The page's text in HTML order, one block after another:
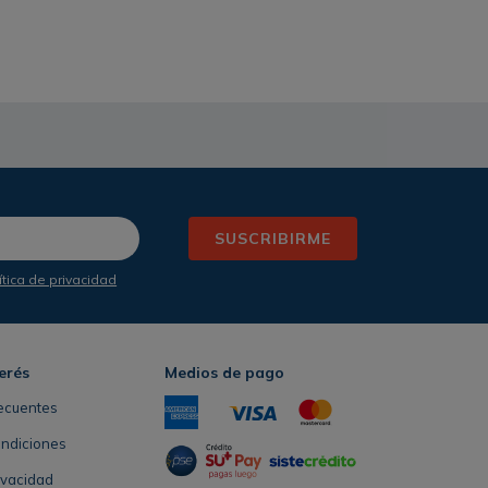
SUSCRIBIRME
de privacidad
Medios de pago